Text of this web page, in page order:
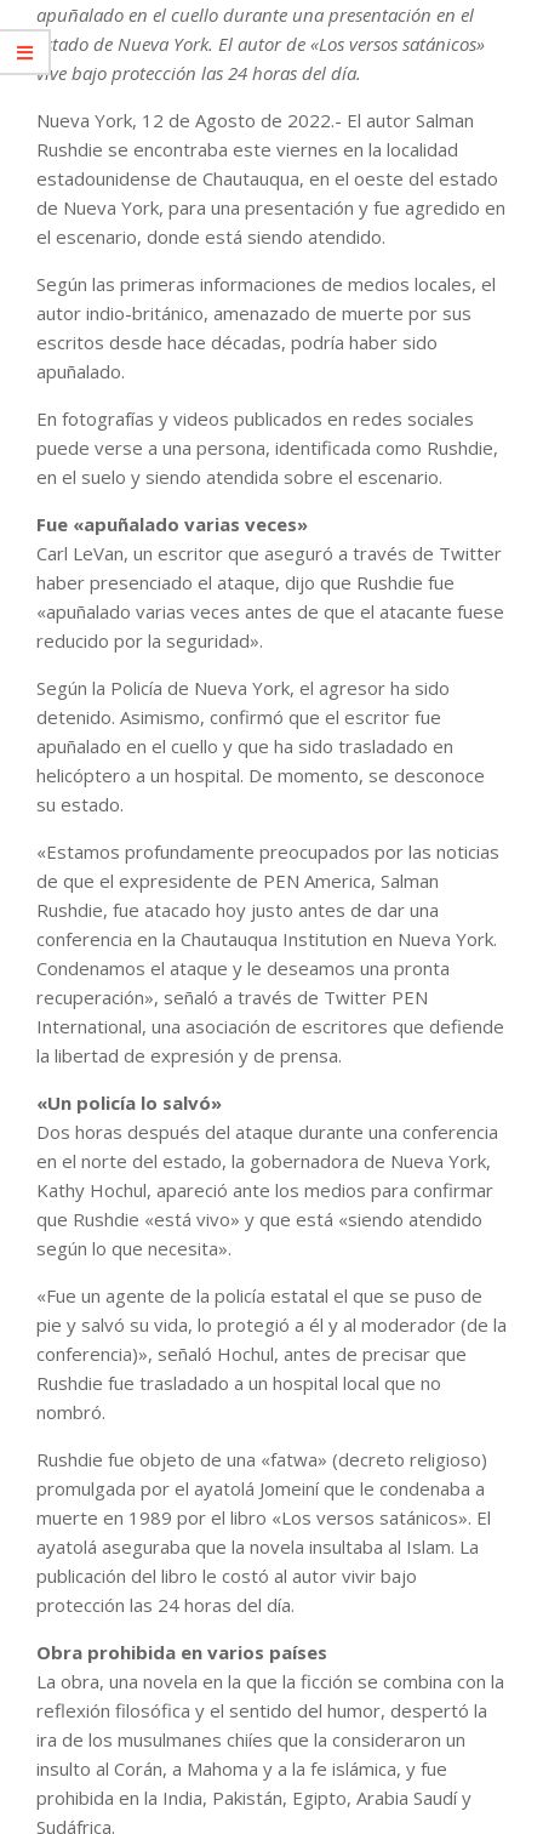
apuñalado en el cuello durante una presentación en el
estado de Nueva York. El autor de «Los versos satánicos»
vive bajo protección las 24 horas del día.
Nueva York, 12 de Agosto de 2022.- El autor Salman
Rushdie se encontraba este viernes en la localidad
estadounidense de Chautauqua, en el oeste del estado
de Nueva York, para una presentación y fue agredido en
el escenario, donde está siendo atendido.
Según las primeras informaciones de medios locales, el
autor indio-británico, amenazado de muerte por sus
escritos desde hace décadas, podría haber sido
apuñalado.
En fotografías y videos publicados en redes sociales
puede verse a una persona, identificada como Rushdie,
en el suelo y siendo atendida sobre el escenario.
Fue «apuñalado varias veces»
Carl LeVan, un escritor que aseguró a través de Twitter
haber presenciado el ataque, dijo que Rushdie fue
«apuñalado varias veces antes de que el atacante fuese
reducido por la seguridad».
Según la Policía de Nueva York, el agresor ha sido
detenido. Asimismo, confirmó que el escritor fue
apuñalado en el cuello y que ha sido trasladado en
helicóptero a un hospital. De momento, se desconoce
su estado.
«Estamos profundamente preocupados por las noticias
de que el expresidente de PEN America, Salman
Rushdie, fue atacado hoy justo antes de dar una
conferencia en la Chautauqua Institution en Nueva York.
Condenamos el ataque y le deseamos una pronta
recuperación», señaló a través de Twitter PEN
International, una asociación de escritores que defiende
la libertad de expresión y de prensa.
«Un policía lo salvó»
Dos horas después del ataque durante una conferencia
en el norte del estado, la gobernadora de Nueva York,
Kathy Hochul, apareció ante los medios para confirmar
que Rushdie «está vivo» y que está «siendo atendido
según lo que necesita».
«Fue un agente de la policía estatal el que se puso de
pie y salvó su vida, lo protegió a él y al moderador (de la
conferencia)», señaló Hochul, antes de precisar que
Rushdie fue trasladado a un hospital local que no
nombró.
Rushdie fue objeto de una «fatwa» (decreto religioso)
promulgada por el ayatolá Jomeiní que le condenaba a
muerte en 1989 por el libro «Los versos satánicos». El
ayatolá aseguraba que la novela insultaba al Islam. La
publicación del libro le costó al autor vivir bajo
protección las 24 horas del día.
Obra prohibida en varios países
La obra, una novela en la que la ficción se combina con la
reflexión filosófica y el sentido del humor, despertó la
ira de los musulmanes chiíes que la consideraron un
insulto al Corán, a Mahoma y a la fe islámica, y fue
prohibida en la India, Pakistán, Egipto, Arabia Saudí y
Sudáfrica.